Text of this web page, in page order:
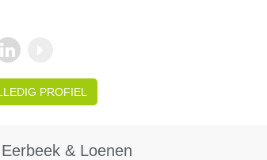
PROFIEL
& Loenen